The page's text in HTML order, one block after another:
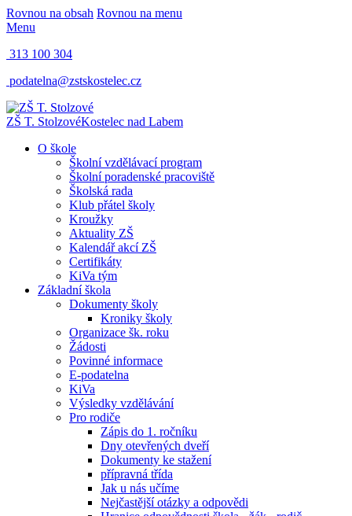
Rovnou na obsah Rovnou na menu
Menu
313 100 304
podatelna@zstskostelec.cz
ZŠ T. StolzovéKostelec nad Labem
O škole
Školní vzdělávací program
Školní poradenské pracoviště
Školská rada
Klub přátel školy
Kroužky
Aktuality ZŠ
Kalendář akcí ZŠ
Certifikáty
KiVa tým
Základní škola
Dokumenty školy
Kroniky školy
Organizace šk. roku
Žádosti
Povinné informace
E-podatelna
KiVa
Výsledky vzdělávání
Pro rodiče
Zápis do 1. ročníku
Dny otevřených dveří
Dokumenty ke stažení
přípravná třída
Jak u nás učíme
Nejčastější otázky a odpovědi